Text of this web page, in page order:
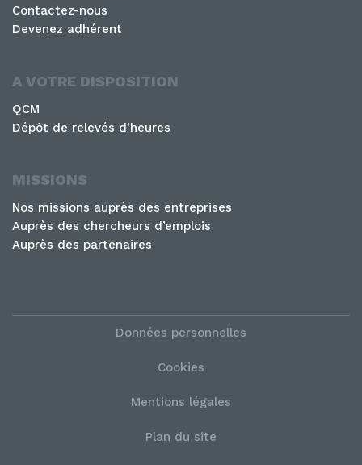
Contactez-nous
Devenez adhérent
A VOTRE DISPOSITION
QCM
Dépôt de relevés d’heures
MISSIONS
Nos missions auprès des entreprises
Auprès des chercheurs d’emplois
Auprès des partenaires
Données personnelles
Cookies
Mentions légales
Plan du site